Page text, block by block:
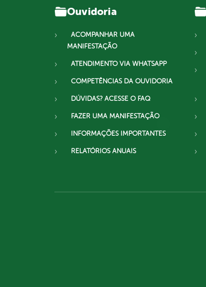
Ouvidoria
ACOMPANHAR UMA
MANIFESTAÇÃO
ATENDIMENTO VIA WHATSAPP
COMPETÊNCIAS DA OUVIDORIA
DÚVIDAS? ACESSE O FAQ
FAZER UMA MANIFESTAÇÃO
INFORMAÇÕES IMPORTANTES
RELATÓRIOS ANUAIS